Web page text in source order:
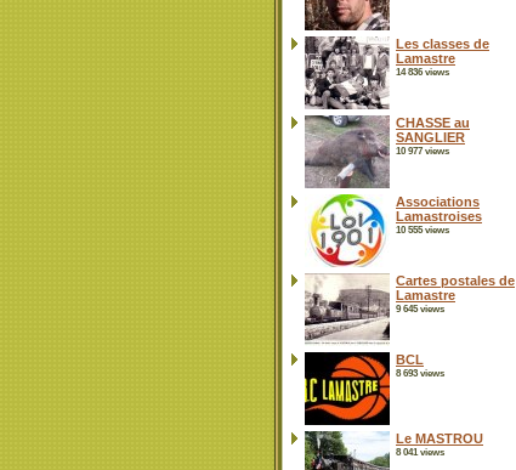
Les classes de
Lamastre
14 836 views
CHASSE au
SANGLIER
10 977 views
Associations
Lamastroises
10 555 views
Cartes postales de
Lamastre
9 645 views
BCL
8 693 views
Le MASTROU
8 041 views